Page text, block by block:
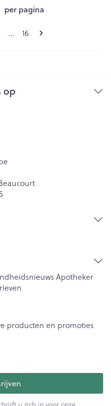
Pagina's pagina
... Pagina
16
per pagina
op
Apotheker
producten en promoties